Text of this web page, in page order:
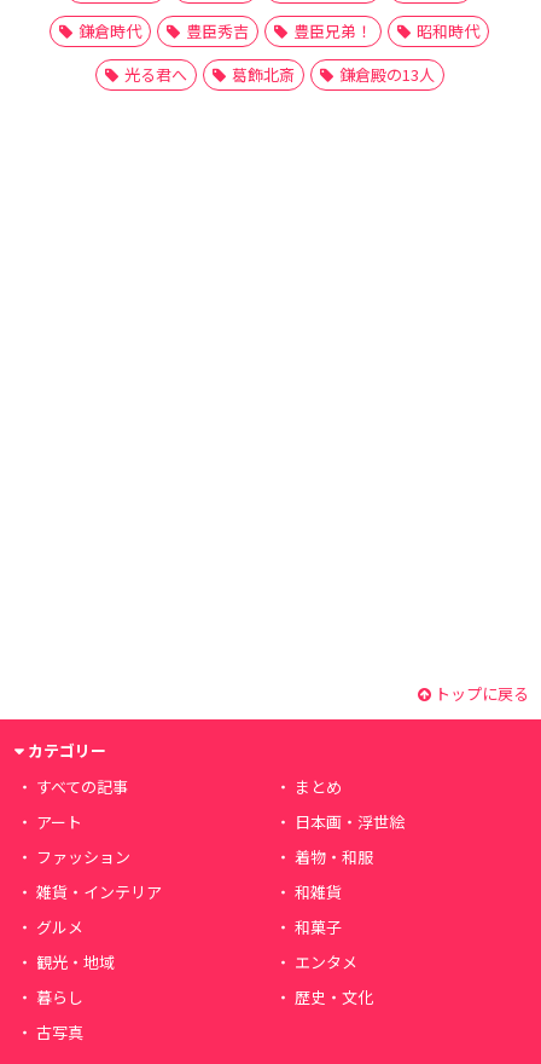
鎌倉時代
豊臣秀吉 豊臣兄弟！
昭和時代
光る君へ
葛飾北斎 鎌倉殿の13人
トップに戻る
カテゴリー
すべての記事
まとめ
アート
日本画・浮世絵
ファッション
着物・和服
雑貨・インテリア
和雑貨
グルメ
和菓子
観光・地域
エンタメ
暮らし
歴史・文化
古写真